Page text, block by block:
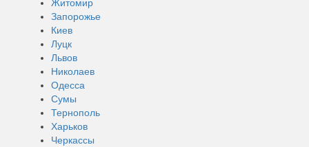
Житомир
Запорожье
Киев
Луцк
Львов
Николаев
Одесса
Сумы
Тернополь
Харьков
Черкассы